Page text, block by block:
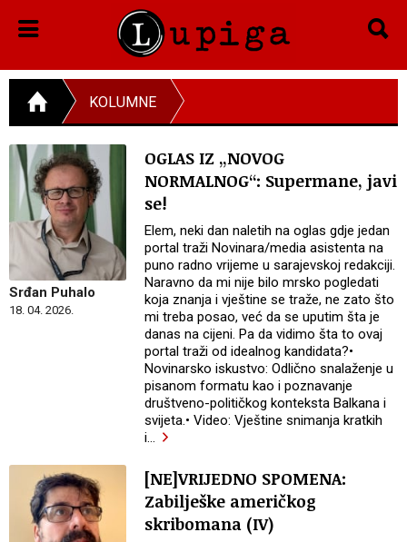
KOLUMNE
Srđan Puhalo
18. 04. 2026.
OGLAS IZ „NOVOG
NORMALNOG“: Supermane, javi
se!
Elem, neki dan naletih na oglas gdje jedan
portal traži Novinara/media asistenta na
puno radno vrijeme u sarajevskoj redakciji.
Naravno da mi nije bilo mrsko pogledati
koja znanja i vještine se traže, ne zato što
mi treba posao, već da se uputim šta je
danas na cijeni. Pa da vidimo šta to ovaj
portal traži od idealnog kandidata?•
Novinarsko iskustvo: Odlično snalaženje u
pisanom formatu kao i poznavanje
društveno-političkog konteksta Balkana i
svijeta.• Video: Vještine snimanja kratkih
i…
[NE]VRIJEDNO SPOMENA:
Zabilješke američkog
skribomana (IV)